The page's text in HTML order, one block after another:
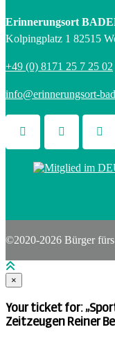
Erinnerungsort
Kolpingplatz 1 82515
+49 (0) 8171 25 7 25 02
info@erinnerungsort-
©2020-2026 Bürger
×
Your ticket for:
Zeitzeugen Reiner